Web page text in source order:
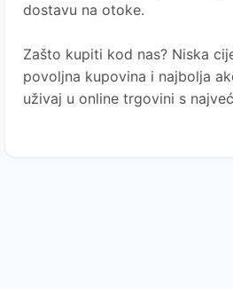
dostavu na otoke.
Zašto kupiti kod nas? Niska
povoljna kupovina i najbolja
uživaj u online trgovini s